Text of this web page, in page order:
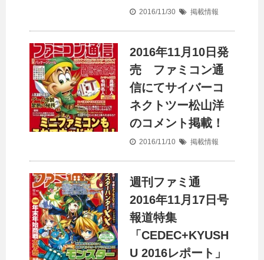
2016/11/30 掲載情報
2016年11月10日発
売 ファミコン通
信にてサイバーコ
ネクトツー松山洋
のコメント掲載！
2016/11/10 掲載情報
週刊ファミ通
2016年11月17日号
報道特集
「CEDEC+KYUSH
U 2016レポート」